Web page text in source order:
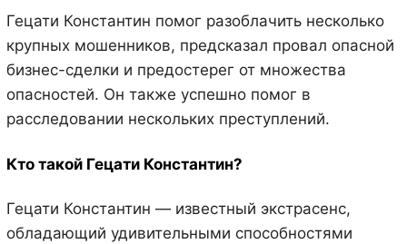
Гецати Константин помог разоблачить несколько
крупных мошенников, предсказал провал опасной
бизнес-сделки и предостерег от множества
опасностей. Он также успешно помог в
расследовании нескольких преступлений.
Кто такой Гецати Константин?
Гецати Константин — известный экстрасенс,
обладающий удивительными способностями